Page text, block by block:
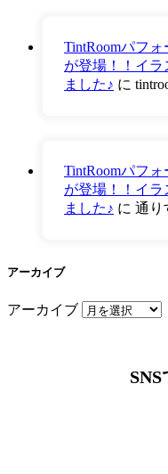
TintRoomパフ
が登場！！イ
ました♪ に
TintRoomパフ
が登場！！イ
ました♪ に 通り
アーカイブ
アーカイブ
SNS